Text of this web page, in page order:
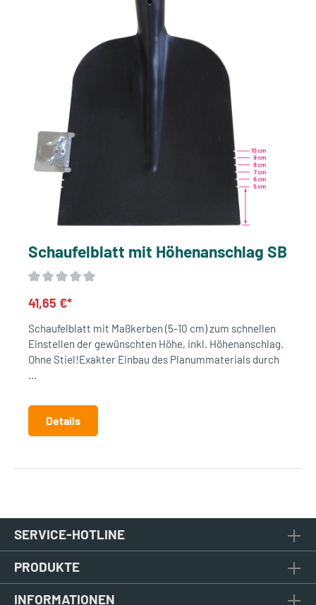
Schaufelblatt mit Höhenanschlag SB
41,65 €*
Schaufelblatt mit Maßkerben (5-10 cm) zum schnellen
Einstellen der gewünschten Höhe, inkl. Höhenanschlag.
Ohne Stiel!Exakter Einbau des Planummaterials durch
...
Details
SERVICE-HOTLINE
PRODUKTE
INFORMATIONEN